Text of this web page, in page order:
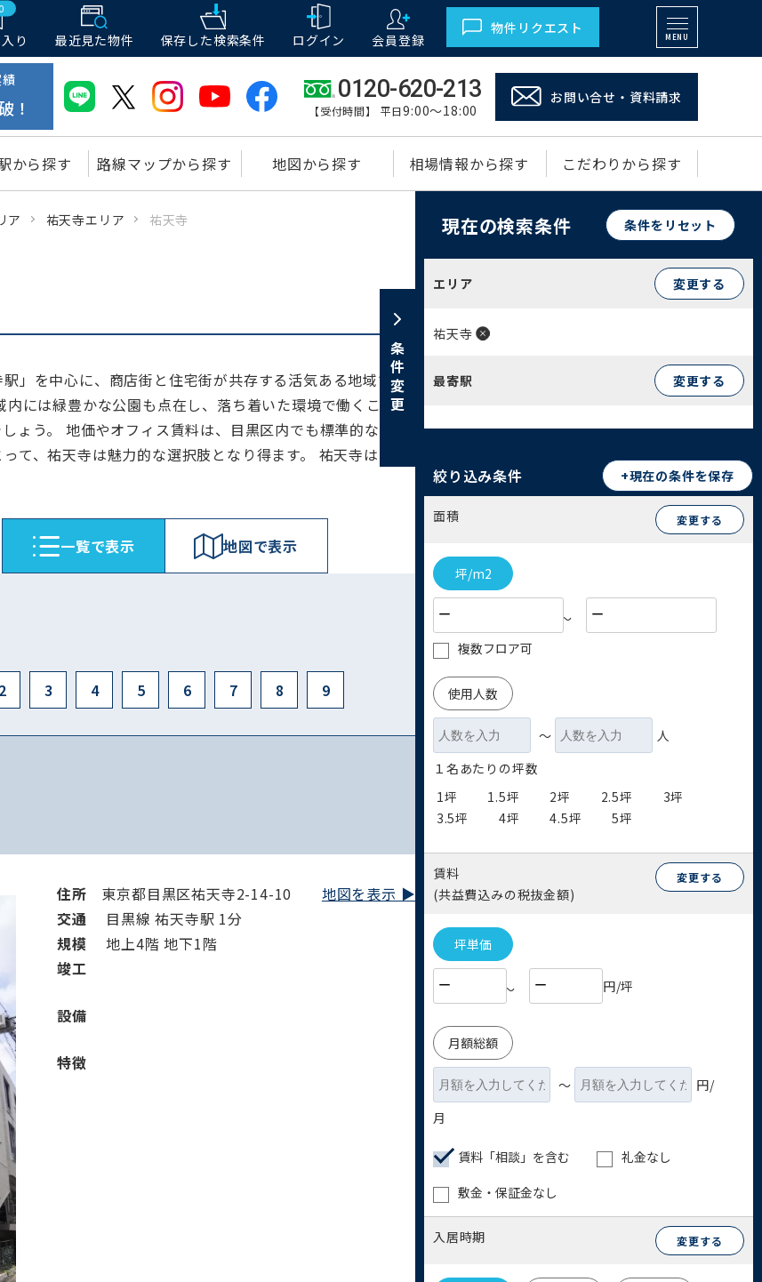
0
り 最近見た物件 保存した検索条件 ログイン 会員登録
物件リクエスト
MENU
！
0120-620-213
【受付時間】 平日9:00～18:00
お問い合せ・資料請求
から探す 路線マップから探す 地図から探す 相場情報から探す こだわりから探す
ア 祐天寺エリア 祐天寺
条件変更
現在の検索条件 条件をリセット
エリア 変更する
祐天寺
最寄駅 変更する
絞り込み条件 +現在の条件を保存
面積 変更する
坪/m2
〜
複数フロア可
使用人数
〜
人
１名あたりの坪数
1坪
1.5坪 2坪 2.5坪
3坪
3.5坪
4坪 4.5坪 5坪
賃料
(共益費込みの税抜金額)
変更する
坪単価
〜 円/坪
月額総額
〜
円/
月
賃料「相談」を含む
礼金なし
敷金・保証金なし
入居時期 変更する
」を中心に、商店街と住宅街が共存する活気ある地域です。駅周辺には生活利便施設が充実してお
には緑豊かな公園も点在し、落ち着いた環境で働くことができます。これは、従業員のワークライフ
ょう。 地価やオフィス賃料は、目黒区内でも標準的な水準であり、コストパフォーマンスを重視する
て、祐天寺は魅力的な選択肢となり得ます。 祐天寺は、利便性と落ち着いた環境が調和した、ビジネ
⼀覧で表⽰ 地図で表⽰
2 3 4 5 6 7 8 9
住所 東京都目黒区祐天寺2-14-10 地図を表示 ▶︎
交通
目黒線 祐天寺駅 1分
規模
地上4階 地下1階
竣⼯
設備
特徴